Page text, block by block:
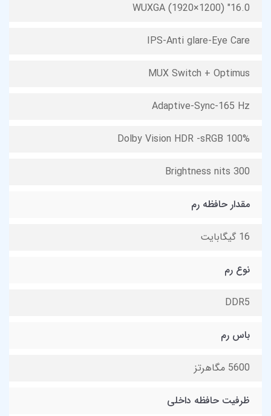
16.0" WUXGA (1920×1200)
IPS-Anti glare-Eye Care
MUX Switch + Optimus
Adaptive-Sync-165 Hz
Dolby Vision HDR -sRGB 100%
Brightness nits 300
مقدار حافظه رم
16 گیگابایت
نوع رم
DDR5
باس رم
5600 مگاهرتز
ظرفیت حافظه داخلی